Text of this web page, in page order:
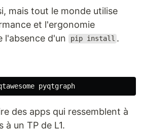
mais tout le monde utilise
et l'ergonomie
l'absence d'un pip install .
des apps qui ressemblent à
à un TP de L1.